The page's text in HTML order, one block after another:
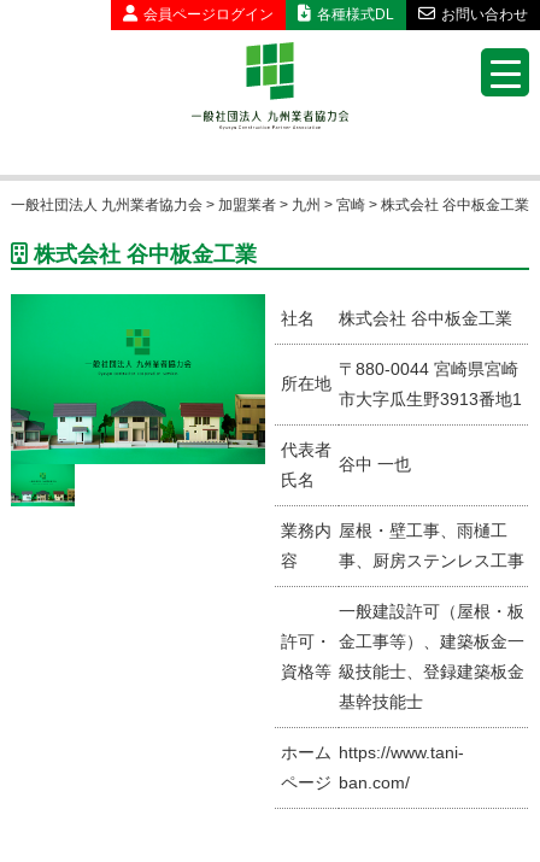
会員ページ ログイン 各種様式DL お問い合わせ
一般社団法人 九州業者協力会> 加盟業者> 九州 > 宮崎> 株式会社 谷中板金工業
株式会社 谷中板金工業
社名 株式会社 谷中板金工業
所在地
〒880-0044 宮崎県宮崎
市大字瓜生野3913番地1
代表者
氏名
谷中 一也
業務内
容
屋根・壁工事、雨樋工
事、厨房ステンレス工事
許可・
資格等
一般建設許可（屋根・板
金工事等）、建築板金一
級技能士、登録建築板金
基幹技能士
ホーム
ページ
https://www.tani-
ban.com/